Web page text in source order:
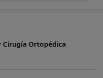
Ortopédica